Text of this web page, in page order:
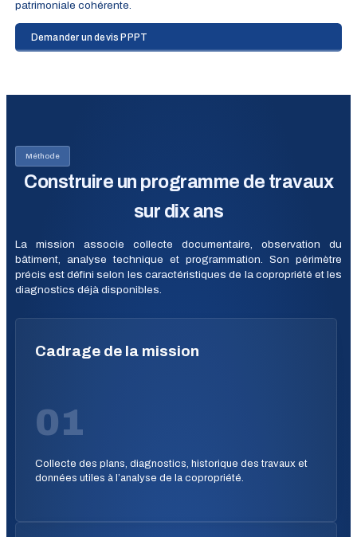
patrimoniale cohérente.
Demander un devis PPPT
Méthode
Construire un programme de travaux
sur dix ans
La mission associe collecte documentaire, observation du
bâtiment, analyse technique et programmation. Son périmètre
précis est défini selon les caractéristiques de la copropriété et les
diagnostics déjà disponibles.
Cadrage de la mission
01
Collecte des plans, diagnostics, historique des travaux et
données utiles à l’analyse de la copropriété.